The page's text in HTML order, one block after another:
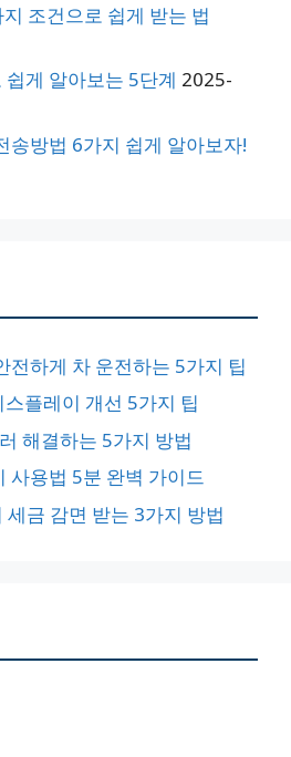
조건으로 쉽게 받는 법
게 알아보는 5단계 2025-
송방법 6가지 쉽게 알아보자!
전하게 차 운전하는 5가지 팁
플레이 개선 5가지 팁
해결하는 5가지 방법
사용법 5분 완벽 가이드
세금 감면 받는 3가지 방법